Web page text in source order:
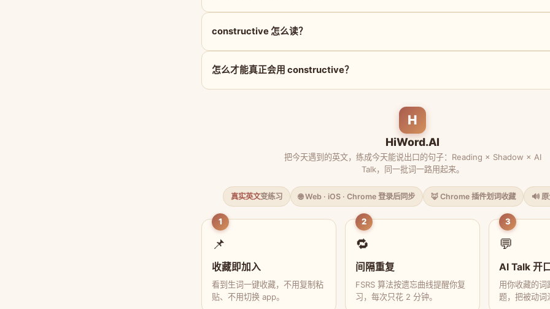
constructive 怎么读？
怎么才能真正会用 constructive？
H
HiWord.AI
把今天遇到的英文，练成今天能说出口的句子：Reading × Shadow × AI
Talk，同一批词一路用起来。
真实英文变练习 🌐 Web · iOS · Chrome 登录后同步 🦊 Chrome 插件划词收藏 🔊
1
📌
收藏即加入
看到生词一键收藏，不用复制粘
贴、不用切换 app。
2
🔁
间隔重复
FSRS 算法按遗忘曲线提醒你复
习，每次只花 2 分钟。
3
💬
AI Talk 开
用你收藏的词
题，把被动词